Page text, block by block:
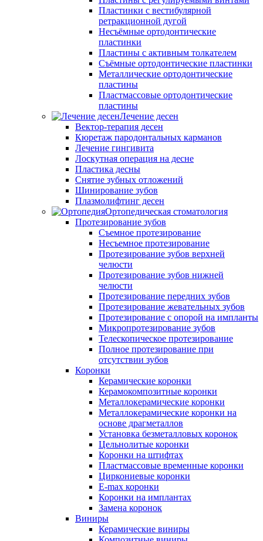
Пластинки с вестибулярной
ретракционной дугой
Несъёмные ортодонтические
пластинки
Пластины с активным толкателем
Съёмные ортодонтические пластинки
Металлические ортодонтические
пластины
Пластмассовые ортодонтические
пластины
Лечение десен
Вектор-терапия десен
Кюретаж пародонтальных карманов
Лечение гингивита
Лоскутная операция на десне
Пластика десны
Снятие зубных отложений
Шинирование зубов
Плазмолифтинг десен
Ортопедическая стоматология
Протезирование зубов
Съемное протезирование
Несъемное протезирование
Протезирование зубов верхней
челюсти
Протезирование зубов нижней
челюсти
Протезирование передних зубов
Протезирование жевательных зубов
Протезирование с опорой на импланты
Микропротезирование зубов
Телескопическое протезирование
Полное протезирование при
отсутствии зубов
Коронки
Керамические коронки
Керамокомпозитные коронки
Металлокерамические коронки
Металлокерамические коронки на
основе драгметаллов
Установка безметалловых коронок
Цельнолитые коронки
Коронки на штифтах
Пластмассовые временные коронки
Циркониевые коронки
E-max коронки
Коронки на имплантах
Замена коронок
Виниры
Керамические виниры